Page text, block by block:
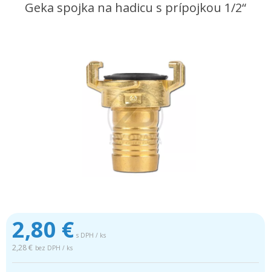
Geka spojka na hadicu s prípojkou 1/2“
2,80 € s DPH / ks
2,28 € bez DPH / ks